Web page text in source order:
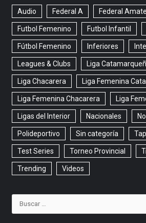
Audio Federal A Federal
Futbol Femenino Futbol Infantil
Fútbol Femenino Inferiores
Leagues & Clubs Liga
Liga Chacarera Liga Femenina
Liga Femenina Chacarera Liga
Ligas del Interior Nacionales
Polideportivo Sin categoría
Test Series Torneo Provincial
Trending Videos